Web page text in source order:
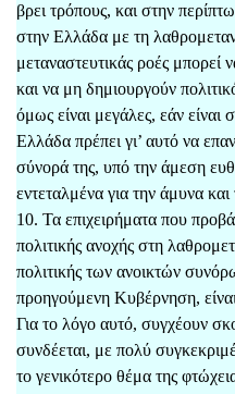
βρει τρόπους, και στην
στην Ελλάδα με τη
μεταναστευτικάς ροές μπορεί
και να μη δημιουργούν
όμως είναι μεγάλες, εάν είναι
Ελλάδα πρέπει γι’ αυτό να
σύνορά της, υπό την άμεση
εντεταλμένα για την άμυνα
10. Τα επιχειρήματα που
πολιτικής ανοχής στη
πολιτικής των ανοικτών
προηγούμενη Κυβέρνηση,
Για το λόγο αυτό, συγχέουν
συνδέεται, με πολύ
το γενικότερο θέμα της